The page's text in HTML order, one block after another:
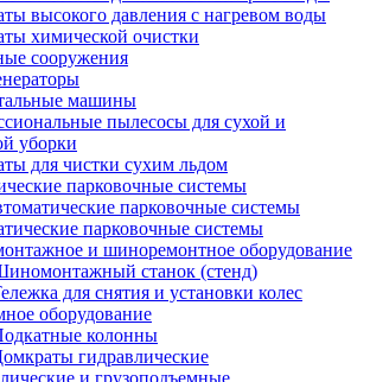
высокого давления с нагревом воды
химической очистки
сооружения
машины
пылесосы для сухой и
уборки
для чистки сухим льдом
парковочные системы
парковочные системы
парковочные системы
и шиноремонтное оборудование
станок (стенд)
для снятия и установки колес
оборудование
колонны
гидравлические
и грузоподъемные